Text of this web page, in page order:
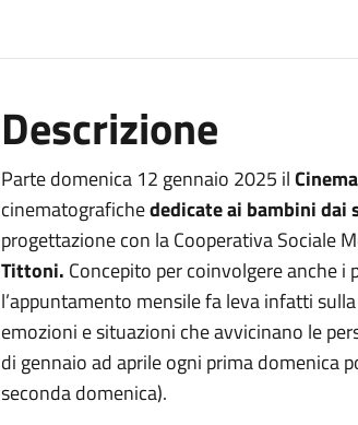
Descrizione
Parte domenica 12 gennaio 2025 il
cinematografichededicate ai bambini dai
progettazione con la Cooperativa Sociale
Tittoni. Concepito per coinvolgere anche i
l’appuntamento mensile fa leva infatti
emozioni e situazioni che avvicinano le
di gennaio ad aprile ogni prima domenica
seconda domenica).